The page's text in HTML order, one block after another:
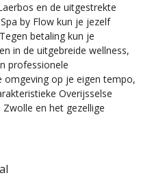
en de uitgestrekte
by Flow kun je jezelf
betaling kun je
in de uitgebreide wellness,
professionele
omgeving op je eigen tempo,
Overijsselse
en het gezellige